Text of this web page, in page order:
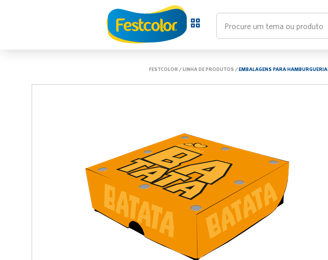
FESTCOLOR /LINHA DE PRODUTOS /EMBALAGENS PARA HAMBURGUERIA